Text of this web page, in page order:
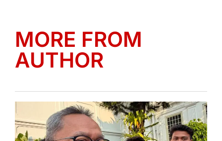
MORE FROM
AUTHOR